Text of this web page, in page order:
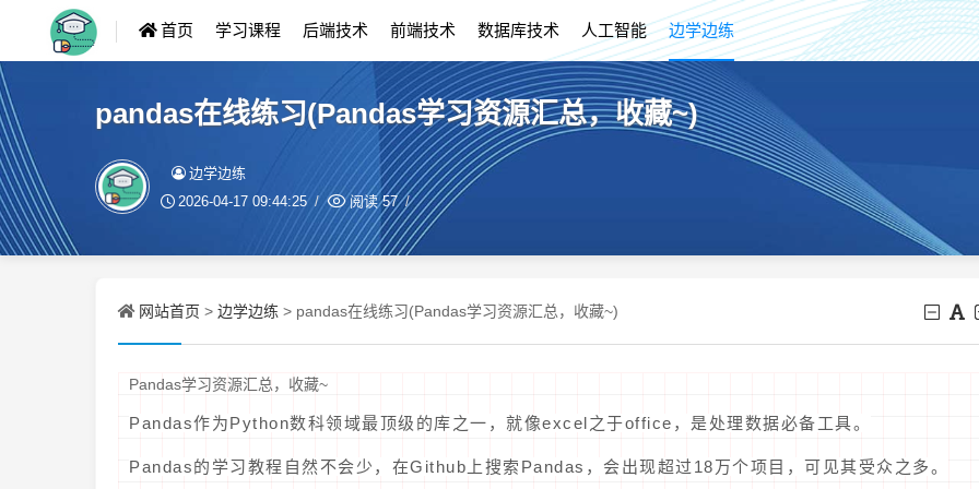
首页 学习课程 后端技术 前端技术 数据库技术 人工智能 边学边练
pandas在线练习(Pandas学习资源汇总，收藏~)
边学边练
2026-04-17 09:44:25 阅读57
网站首页 > 边学边练 > pandas在线练习(Pandas学习资源汇总，收藏~)
Pandas学习资源汇总，收藏~
Pandas作为Python数科领域最顶级的库之一，就像excel之于office，是处理数据必备工具。
Pandas的学习教程自然不会少，在Github上搜索Pandas，会出现超过18万个项目，可见其受众之多。